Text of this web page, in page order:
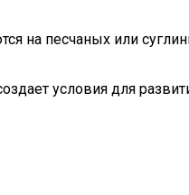
на песчаных или
условия для